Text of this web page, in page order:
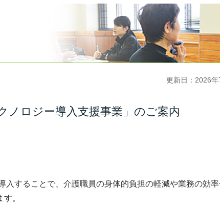
更新日：2026年
ノロジー導入支援事業」のご案内
入することで、介護職員の身体的負担の軽減や業務の効
。